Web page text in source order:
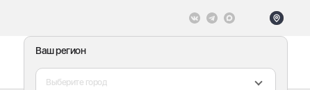
Ваш регион
Выберите город